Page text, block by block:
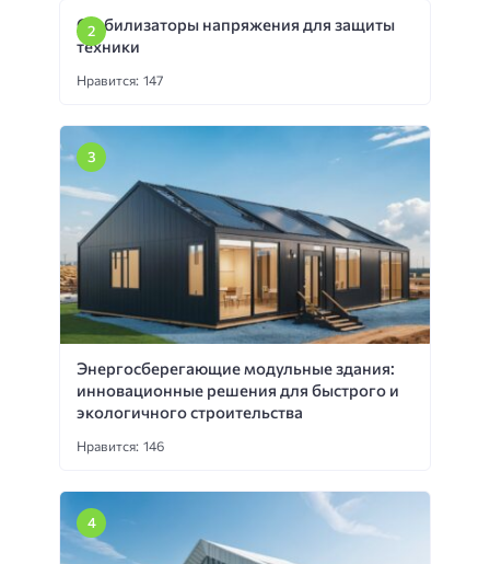
Стабилизаторы напряжения для защиты
техники
Нравится: 147
Энергосберегающие модульные здания:
инновационные решения для быстрого и
экологичного строительства
Нравится: 146